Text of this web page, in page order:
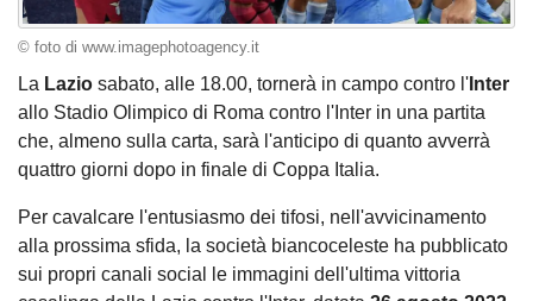
© foto di www.imagephotoagency.it
La Lazio sabato, alle 18.00, tornerà in campo contro l' Inter
allo Stadio Olimpico di Roma contro l'Inter in una partita
che, almeno sulla carta, sarà l'anticipo di quanto avverrà
quattro giorni dopo in finale di Coppa Italia.
Per cavalcare l'entusiasmo dei tifosi, nell'avvicinamento
alla prossima sfida, la società biancoceleste ha pubblicato
sui propri canali social le immagini dell'ultima vittoria